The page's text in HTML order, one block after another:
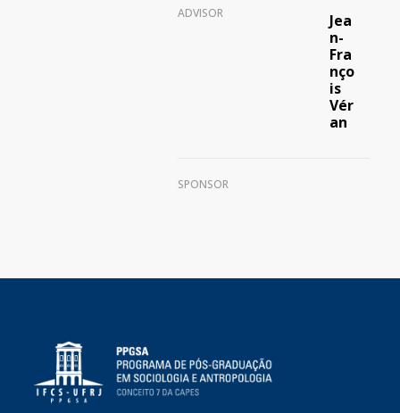
ADVISOR
Jea
n-
Fra
nço
is
Vér
an​
SPONSOR